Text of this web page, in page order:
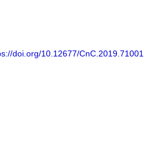
doi.org/10.12677/CnC.2019.71001